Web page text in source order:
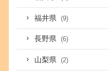
福井県 (9)
長野県 (6)
山梨県 (2)